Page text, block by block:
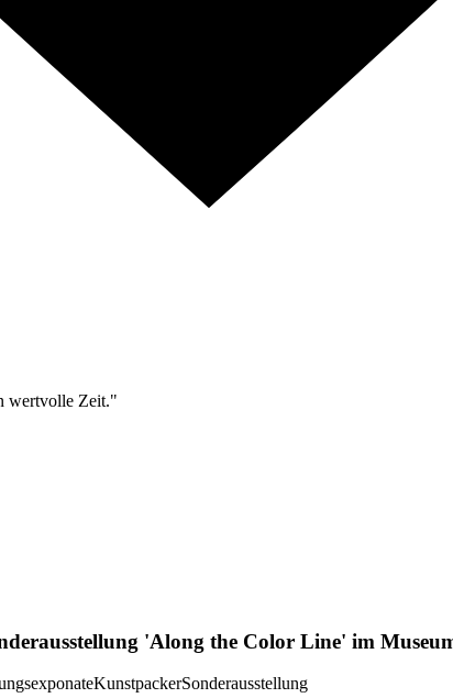
wertvolle Zeit."
'Along the Color Line' im
KunstpackerSonderausstellung